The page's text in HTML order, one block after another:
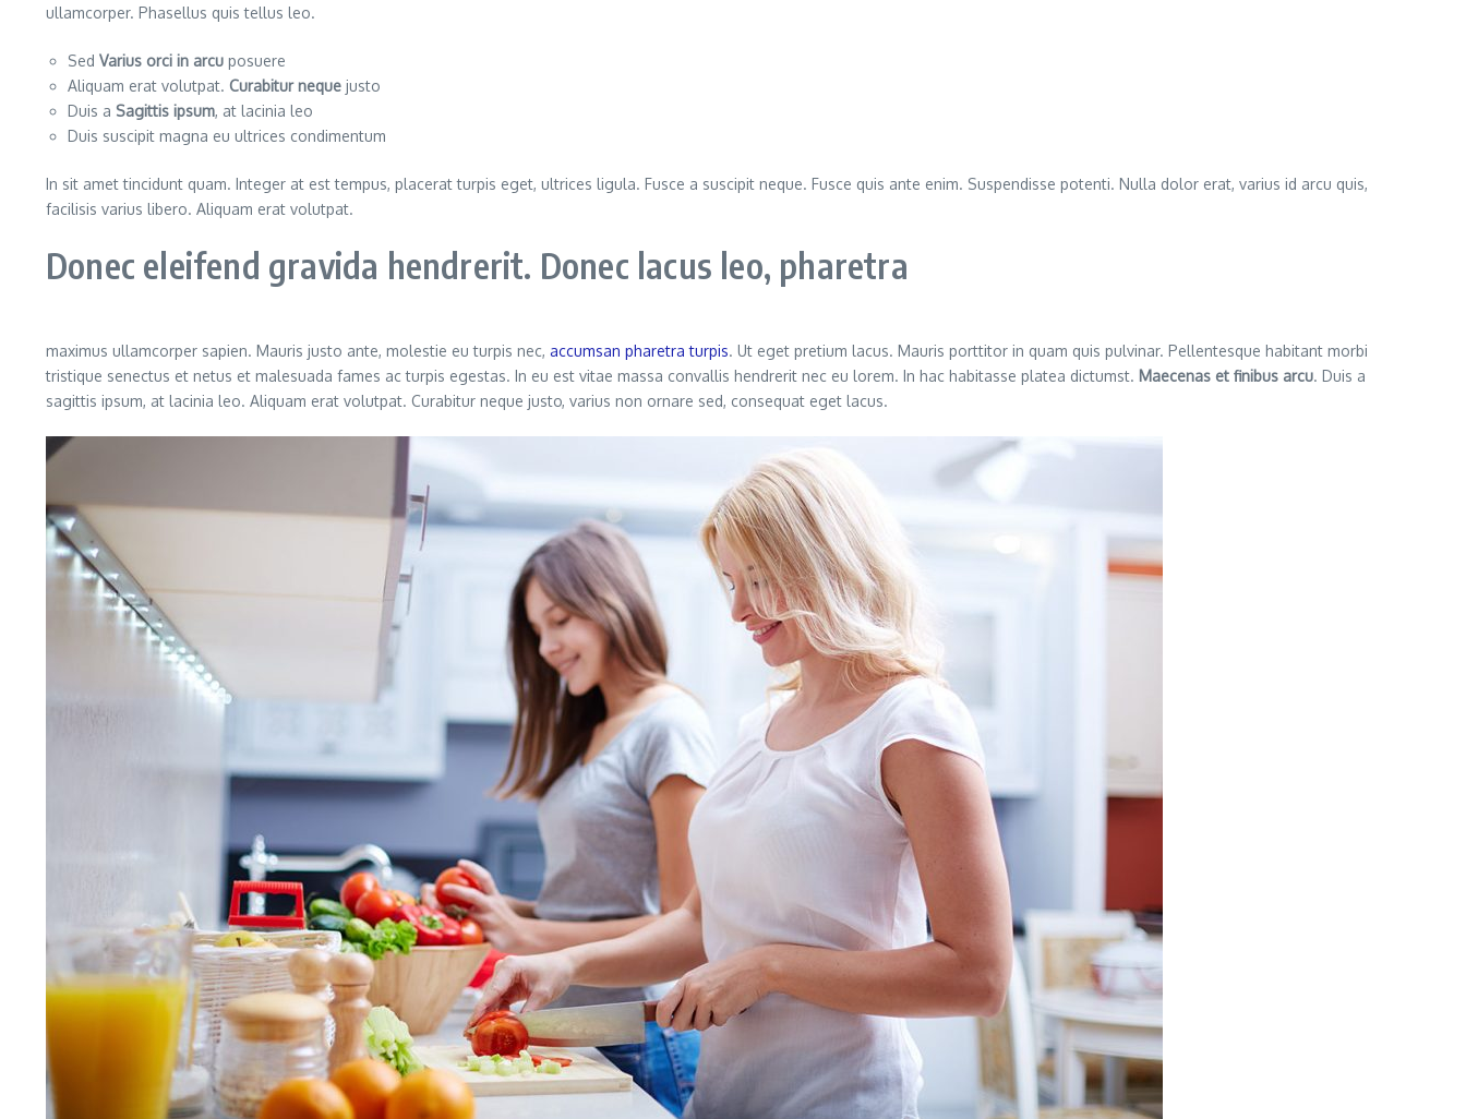
ullamcorper. Phasellus quis tellus leo.
Sed Varius orci in arcu posuere
Aliquam erat volutpat. Curabitur neque justo
Duis a Sagittis ipsum, at lacinia leo
Duis suscipit magna eu ultrices condimentum
In sit amet tincidunt quam. Integer at est tempus, placerat turpis eget, ultrices ligula. Fusce a suscipit neque. Fusce quis ante enim. Suspendisse potenti. Nulla dolor erat, varius id arcu quis,
facilisis varius libero. Aliquam erat volutpat.
Donec eleifend gravida hendrerit. Donec lacus leo, pharetra
maximus ullamcorper sapien. Mauris justo ante, molestie eu turpis nec, accumsan pharetra turpis. Ut eget pretium lacus. Mauris porttitor in quam quis pulvinar. Pellentesque habitant morbi
tristique senectus et netus et malesuada fames ac turpis egestas. In eu est vitae massa convallis hendrerit nec eu lorem. In hac habitasse platea dictumst. Maecenas et finibus arcu. Duis a
sagittis ipsum, at lacinia leo. Aliquam erat volutpat. Curabitur neque justo, varius non ornare sed, consequat eget lacus.